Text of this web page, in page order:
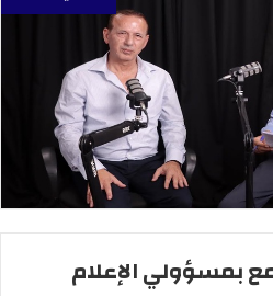
بمسؤولي الإعلام